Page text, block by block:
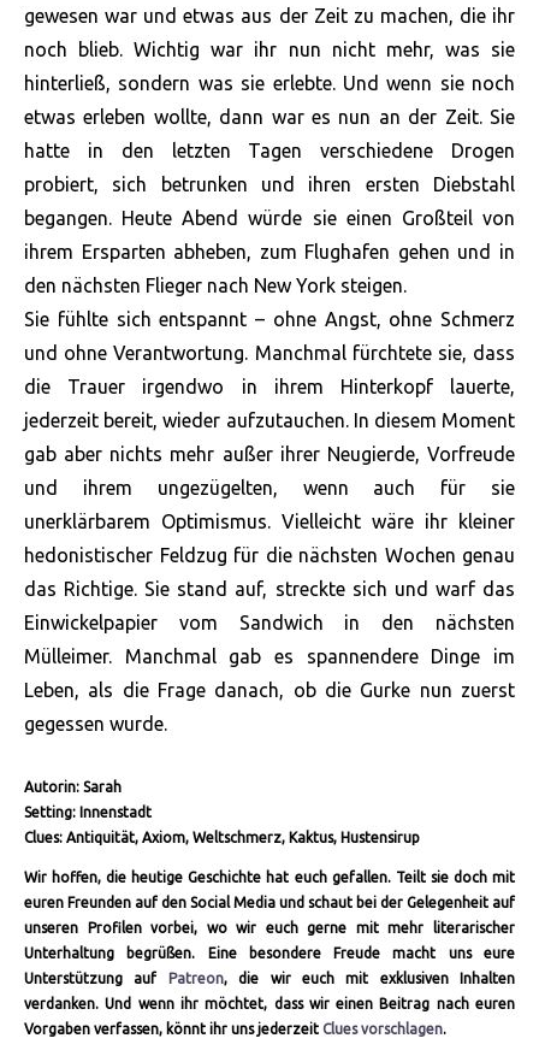
gewesen war und etwas aus der Zeit zu machen, die ihr
noch blieb. Wichtig war ihr nun nicht mehr, was sie
hinterließ, sondern was sie erlebte. Und wenn sie noch
etwas erleben wollte, dann war es nun an der Zeit. Sie
hatte in den letzten Tagen verschiedene Drogen
probiert, sich betrunken und ihren ersten Diebstahl
begangen. Heute Abend würde sie einen Großteil von
ihrem Ersparten abheben, zum Flughafen gehen und in
den nächsten Flieger nach New York steigen.
Sie fühlte sich entspannt – ohne Angst, ohne Schmerz
und ohne Verantwortung. Manchmal fürchtete sie, dass
die Trauer irgendwo in ihrem Hinterkopf lauerte,
jederzeit bereit, wieder aufzutauchen. In diesem Moment
gab aber nichts mehr außer ihrer Neugierde, Vorfreude
und ihrem ungezügelten, wenn auch für sie
unerklärbarem Optimismus. Vielleicht wäre ihr kleiner
hedonistischer Feldzug für die nächsten Wochen genau
das Richtige. Sie stand auf, streckte sich und warf das
Einwickelpapier vom Sandwich in den nächsten
Mülleimer. Manchmal gab es spannendere Dinge im
Leben, als die Frage danach, ob die Gurke nun zuerst
gegessen wurde.
Autorin: Sarah
Setting: Innenstadt
Clues: Antiquität, Axiom, Weltschmerz, Kaktus, Hustensirup
Wir hoffen, die heutige Geschichte hat euch gefallen. Teilt sie doch mit
euren Freunden auf den Social Media und schaut bei der Gelegenheit auf
unseren Profilen vorbei, wo wir euch gerne mit mehr literarischer
Unterhaltung begrüßen. Eine besondere Freude macht uns eure
Unterstützung auf
Patreon, die wir euch mit exklusiven Inhalten
verdanken. Und wenn ihr möchtet, dass wir einen Beitrag nach euren
Vorgaben verfassen, könnt ihr uns jederzeit Clues vorschlagen.